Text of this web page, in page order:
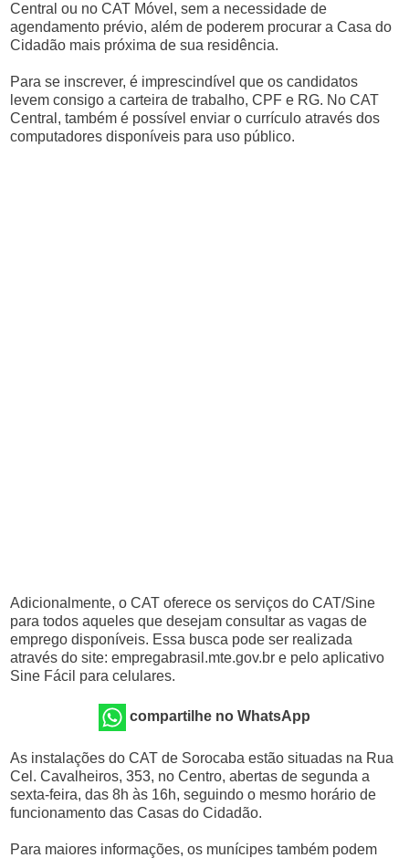
Central ou no CAT Móvel, sem a necessidade de
agendamento prévio, além de poderem procurar a Casa do
Cidadão mais próxima de sua residência.
Para se inscrever, é imprescindível que os candidatos
levem consigo a carteira de trabalho, CPF e RG. No CAT
Central, também é possível enviar o currículo através dos
computadores disponíveis para uso público.
Adicionalmente, o CAT oferece os serviços do CAT/Sine
para todos aqueles que desejam consultar as vagas de
emprego disponíveis. Essa busca pode ser realizada
através do site: empregabrasil.mte.gov.br e pelo aplicativo
Sine Fácil para celulares.
compartilhe no WhatsApp
As instalações do CAT de Sorocaba estão situadas na Rua
Cel. Cavalheiros, 353, no Centro, abertas de segunda a
sexta-feira, das 8h às 16h, seguindo o mesmo horário de
funcionamento das Casas do Cidadão.
Para maiores informações, os munícipes também podem